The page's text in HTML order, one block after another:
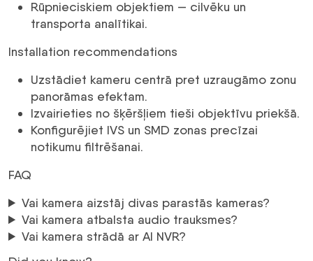
Rūpnieciskiem objektiem — cilvēku un
transporta analītikai.
Installation recommendations
Uzstādiet kameru centrā pret uzraugāmo zonu
panorāmas efektam.
Izvairieties no šķēršļiem tieši objektīvu priekšā.
Konfigurējiet IVS un SMD zonas precīzai
notikumu filtrēšanai.
FAQ
Vai kamera aizstāj divas parastās kameras?
Vai kamera atbalsta audio trauksmes?
Vai kamera strādā ar AI NVR?